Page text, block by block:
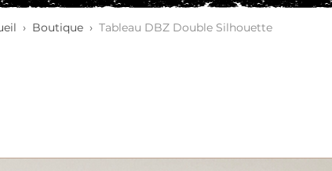
› Boutique › Tableau DBZ Double Silhouette